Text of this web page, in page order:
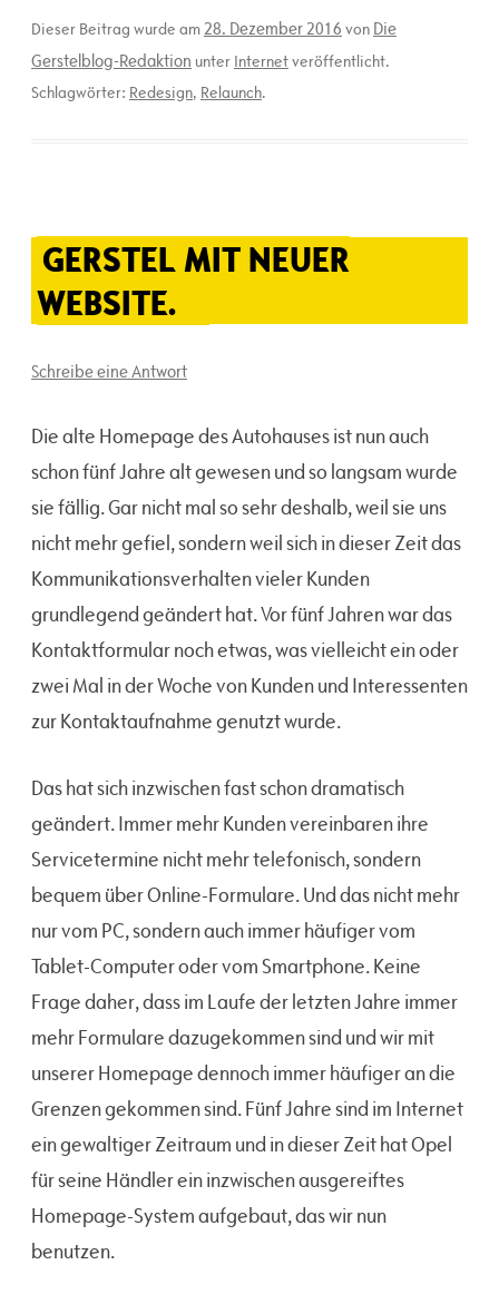
Dieser Beitrag wurde am28. Dezember 2016 von Die
Gerstelblog-Redaktion unter Internetveröffentlicht.
Schlagwörter: Redesign, Relaunch.
GERSTEL MIT NEUER
WEBSITE.
Schreibe eine Antwort
Die alte Homepage des Autohauses ist nun auch
schon fünf Jahre alt gewesen und so langsam wurde
sie fällig. Gar nicht mal so sehr deshalb, weil sie uns
nicht mehr gefiel, sondern weil sich in dieser Zeit das
Kommunikationsverhalten vieler Kunden
grundlegend geändert hat. Vor fünf Jahren war das
Kontaktformular noch etwas, was vielleicht ein oder
zwei Mal in der Woche von Kunden und Interessenten
zur Kontaktaufnahme genutzt wurde.
Das hat sich inzwischen fast schon dramatisch
geändert. Immer mehr Kunden vereinbaren ihre
Servicetermine nicht mehr telefonisch, sondern
bequem über Online-Formulare. Und das nicht mehr
nur vom PC, sondern auch immer häufiger vom
Tablet-Computer oder vom Smartphone. Keine
Frage daher, dass im Laufe der letzten Jahre immer
mehr Formulare dazugekommen sind und wir mit
unserer Homepage dennoch immer häufiger an die
Grenzen gekommen sind. Fünf Jahre sind im Internet
ein gewaltiger Zeitraum und in dieser Zeit hat Opel
für seine Händler ein inzwischen ausgereiftes
Homepage-System aufgebaut, das wir nun
benutzen.